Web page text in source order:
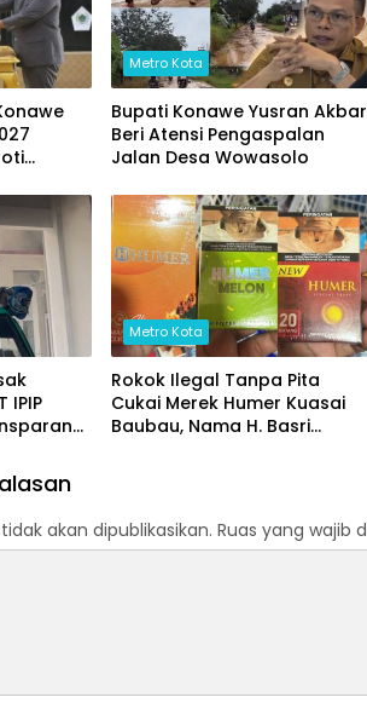
Metro Kota
Bupati Konawe Yusran Akbar
Beri Atensi Pengaspalan
Jalan Desa Wowasolo
IPIP
dan
Kerja
Metro Kota
Rokok Ilegal Tanpa Pita
Cukai Merek Humer Kuasai
Baubau, Nama H. Basri
akan dipublikasikan. Ruas yang wajib